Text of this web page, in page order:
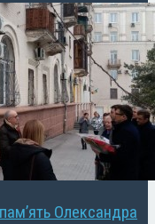
Олександра